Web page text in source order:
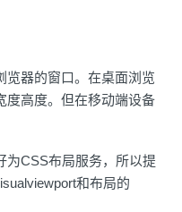
览器的窗口。在桌面浏览
度高度。但在移动端设备
为CSS布局服务，所以提
和布局的